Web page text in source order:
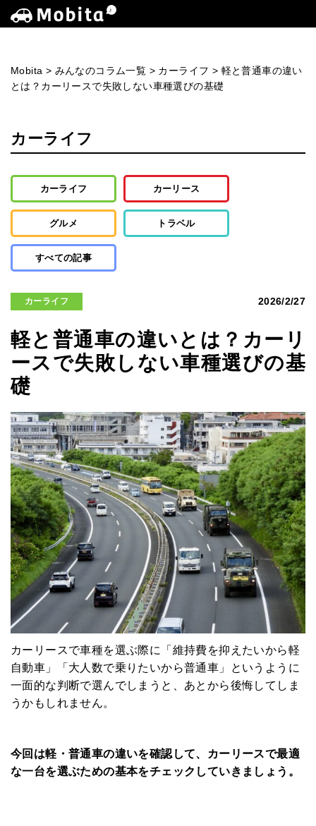
Mobita > みんなのコラム一覧 > カーライフ > 軽と普通車の違い
とは？カーリースで失敗しない車種選びの基礎
カーライフ
カーライフ カーリース
グルメ トラベル
すべての記事
カーライフ 2026/2/27
軽と普通車の違いとは？カーリ
ースで失敗しない車種選びの基
礎
カーリースで車種を選ぶ際に「維持費を抑えたいから軽
自動車」「大人数で乗りたいから普通車」というように
一面的な判断で選んでしまうと、あとから後悔してしま
うかもしれません。
今回は軽・普通車の違いを確認して、カーリースで最適
な一台を選ぶための基本をチェックしていきましょう。